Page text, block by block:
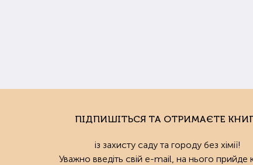
Цей різновид препаратів являє собою набір
зберігання корисні бактерії сплять аж до розкриття
виконувати покладені на них функції.
Природна життєдіяльність мікроорганізмів відновлює
ефективні як засіб для захисту рослин від паразитів та інших
ПІДПИШІТЬСЯ ТА ОТРИМАЄТЕ
із захисту саду та городу без хімії!
Уважно введіть свій e-mail, на нього прийде